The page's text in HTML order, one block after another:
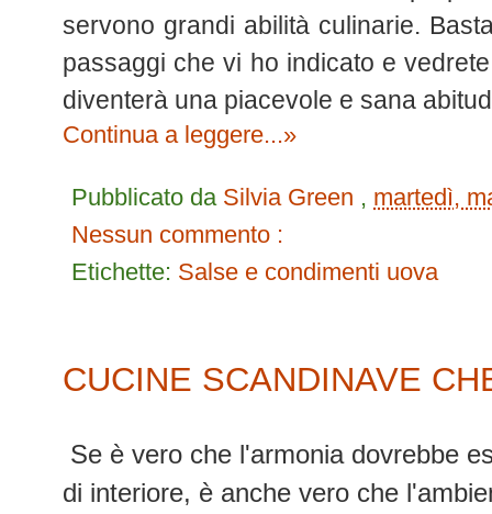
servono grandi abilità culinarie.
passaggi che vi ho indicato e
diventerà una piacevole e sana
Continua a leggere...»
Pubblicato da Silvia Green , martedì,
Nessun commento :
Etichette: Salse e condimenti uova
CUCINE SCANDINAVE
Se è vero che l'armonia dovrebbe
di interiore, è anche vero che